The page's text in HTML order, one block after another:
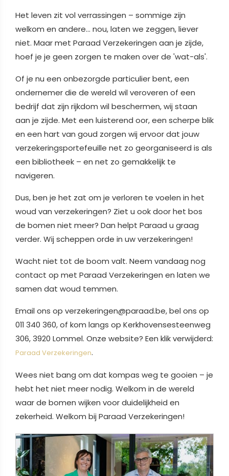
Het leven zit vol verrassingen – sommige zijn
welkom en andere… nou, laten we zeggen, liever
niet. Maar met Paraad Verzekeringen aan je zijde,
hoef je je geen zorgen te maken over de 'wat-als'.
Of je nu een onbezorgde particulier bent, een
ondernemer die de wereld wil veroveren of een
bedrijf dat zijn rijkdom wil beschermen, wij staan
aan je zijde. Met een luisterend oor, een scherpe blik
en een hart van goud zorgen wij ervoor dat jouw
verzekeringsportefeuille net zo georganiseerd is als
een bibliotheek – en net zo gemakkelijk te
navigeren.
Dus, ben je het zat om je verloren te voelen in het
woud van verzekeringen? Ziet u ook door het bos
de bomen niet meer? Dan helpt Paraad u graag
verder. Wij scheppen orde in uw verzekeringen!
Wacht niet tot de boom valt. Neem vandaag nog
contact op met Paraad Verzekeringen en laten we
samen dat woud temmen.
Email ons op verzekeringen@paraad.be, bel ons op
011 340 360, of kom langs op Kerkhovensesteenweg
306, 3920 Lommel. Onze website? Een klik verwijderd:
Paraad Verzekeringen.
Wees niet bang om dat kompas weg te gooien – je
hebt het niet meer nodig. Welkom in de wereld
waar de bomen wijken voor duidelijkheid en
zekerheid. Welkom bij Paraad Verzekeringen!